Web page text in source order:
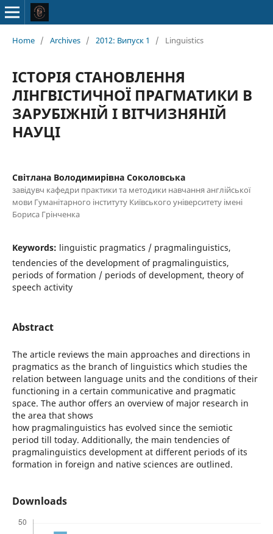
Home / Archives / 2012: Випуск 1 / Linguistics
ІСТОРІЯ СТАНОВЛЕННЯ
ЛІНГВІСТИЧНОЇ ПРАГМАТИКИ В
ЗАРУБІЖНІЙ І ВІТЧИЗНЯНІЙ
НАУЦІ
Світлана Володимирівна Соколовська
завідувч кафедри практики та методики навчання англійської
мови Гуманітарного інституту Київського університету імені
Бориса Грінченка
Keywords: linguistic pragmatics / pragmalinguistics,
tendencies of the development of pragmalinguistics,
periods of formation / periods of development, theory of
speech activity
Abstract
The article reviews the main approaches and directions in
pragmatics as the branch of linguistics which studies the
relation between language units and the conditions of their
functioning in a certain communicative and pragmatic
space. The author offers an overview of major research in
the area that shows
how pragmalinguistics has evolved since the semiotic
period till today. Additionally, the main tendencies of
pragmalinguistics development at different periods of its
formation in foreign and native sciences are outlined.
Downloads